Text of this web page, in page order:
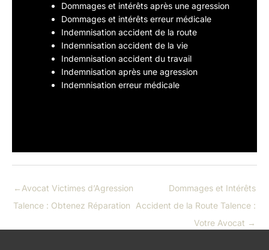
Dommages et intérêts après une agression
Dommages et intérêts erreur médicale
Indemnisation accident de la route
Indemnisation accident de la vie
Indemnisation accident du travail
Indemnisation après une agression
Indemnisation erreur médicale
←Avocat Victimes d’Agression
Talence : Obtenez Réparation
Dommages et Intérêts
Accident de la Route Talence :
Votre Avocat →